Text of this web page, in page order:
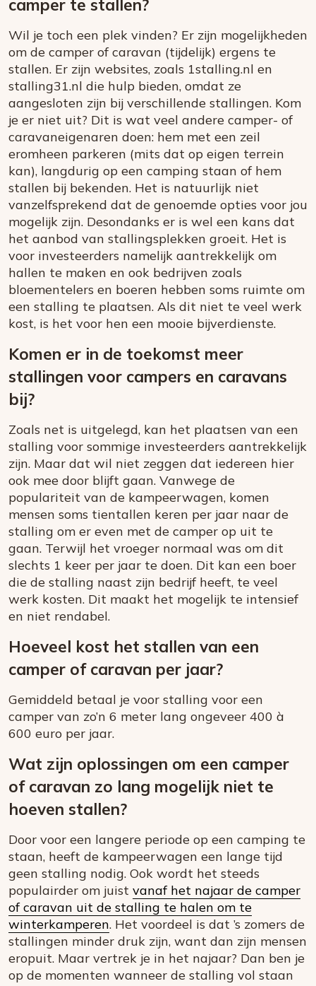
camper te stallen?
Wil je toch een plek vinden? Er zijn mogelijkheden
om de camper of caravan (tijdelijk) ergens te
stallen. Er zijn websites, zoals 1stalling.nl en
stalling31.nl die hulp bieden, omdat ze
aangesloten zijn bij verschillende stallingen. Kom
je er niet uit? Dit is wat veel andere camper- of
caravaneigenaren doen: hem met een zeil
eromheen parkeren (mits dat op eigen terrein
kan), langdurig op een camping staan of hem
stallen bij bekenden. Het is natuurlijk niet
vanzelfsprekend dat de genoemde opties voor jou
mogelijk zijn. Desondanks er is wel een kans dat
het aanbod van stallingsplekken groeit. Het is
voor investeerders namelijk aantrekkelijk om
hallen te maken en ook bedrijven zoals
bloementelers en boeren hebben soms ruimte om
een stalling te plaatsen. Als dit niet te veel werk
kost, is het voor hen een mooie bijverdienste.
Komen er in de toekomst meer
stallingen voor campers en caravans
bij?
Zoals net is uitgelegd, kan het plaatsen van een
stalling voor sommige investeerders aantrekkelijk
zijn. Maar dat wil niet zeggen dat iedereen hier
ook mee door blijft gaan. Vanwege de
populariteit van de kampeerwagen, komen
mensen soms tientallen keren per jaar naar de
stalling om er even met de camper op uit te
gaan. Terwijl het vroeger normaal was om dit
slechts 1 keer per jaar te doen. Dit kan een boer
die de stalling naast zijn bedrijf heeft, te veel
werk kosten. Dit maakt het mogelijk te intensief
en niet rendabel.
Hoeveel kost het stallen van een
camper of caravan per jaar?
Gemiddeld betaal je voor stalling voor een
camper van zo’n 6 meter lang ongeveer 400 à
600 euro per jaar.
Wat zijn oplossingen om een camper
of caravan zo lang mogelijk niet te
hoeven stallen?
Door voor een langere periode op een camping te
staan, heeft de kampeerwagen een lange tijd
geen stalling nodig. Ook wordt het steeds
populairder om juist vanaf het najaar de camper
of caravan uit de stalling te halen om te
winterkamperen. Het voordeel is dat ’s zomers de
stallingen minder druk zijn, want dan zijn mensen
eropuit. Maar vertrek je in het najaar? Dan ben je
op de momenten wanneer de stalling vol staan